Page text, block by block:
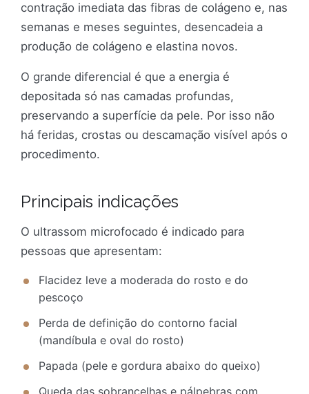
contração imediata das fibras de colágeno e, nas
semanas e meses seguintes, desencadeia a
produção de colágeno e elastina novos.
O grande diferencial é que a energia é
depositada só nas camadas profundas,
preservando a superfície da pele. Por isso não
há feridas, crostas ou descamação visível após o
procedimento.
Principais indicações
O ultrassom microfocado é indicado para
pessoas que apresentam:
Flacidez leve a moderada do rosto e do
pescoço
Perda de definição do contorno facial
(mandíbula e oval do rosto)
Papada (pele e gordura abaixo do queixo)
Queda das sobrancelhas e pálpebras com